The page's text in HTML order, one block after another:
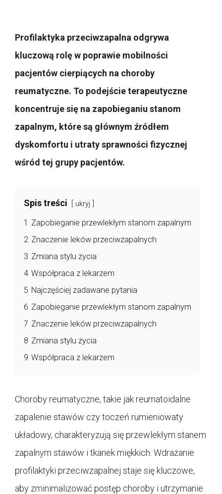
Profilaktyka przeciwzapalna odgrywa
kluczową rolę w poprawie mobilności
pacjentów cierpiących na choroby
reumatyczne. To podejście terapeutyczne
koncentruje się na zapobieganiu stanom
zapalnym, które są głównym źródłem
dyskomfortu i utraty sprawności fizycznej
wśród tej grupy pacjentów.
Spis treści ukryj
1 Zapobieganie przewlekłym stanom zapalnym
2 Znaczenie leków przeciwzapalnych
3 Zmiana stylu życia
4 Współpraca z lekarzem
5 Najczęściej zadawane pytania
6 Zapobieganie przewlekłym stanom zapalnym
7 Znaczenie leków przeciwzapalnych
8 Zmiana stylu życia
9 Współpraca z lekarzem
Choroby reumatyczne, takie jak reumatoidalne
zapalenie stawów czy toczeń rumieniowaty
układowy, charakteryzują się przewlekłym stanem
zapalnym stawów i tkanek miękkich. Wdrażanie
profilaktyki przeciwzapalnej staje się kluczowe,
aby zminimalizować postęp choroby i utrzymanie